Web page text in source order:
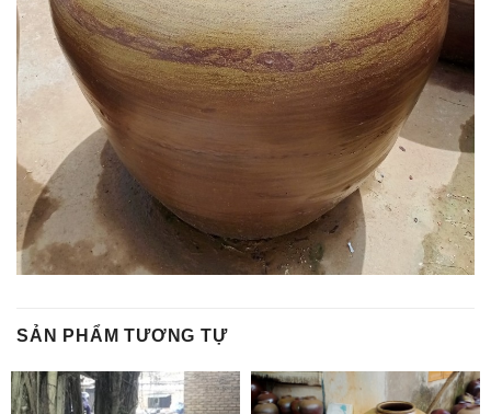
SẢN PHẨM TƯƠNG TỰ